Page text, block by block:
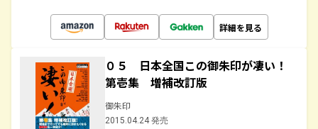
詳細を見る
０５ 日本全国この御朱印が凄い！
第壱集 増補改訂版
御朱印
2015.04.24 発売